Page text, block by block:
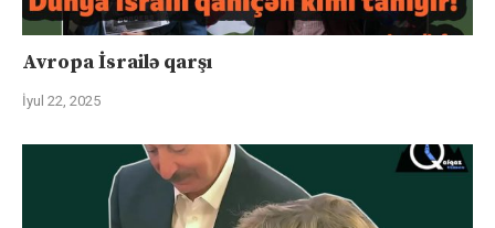
Avropa İsrailə qarşı
İyul 22, 2025